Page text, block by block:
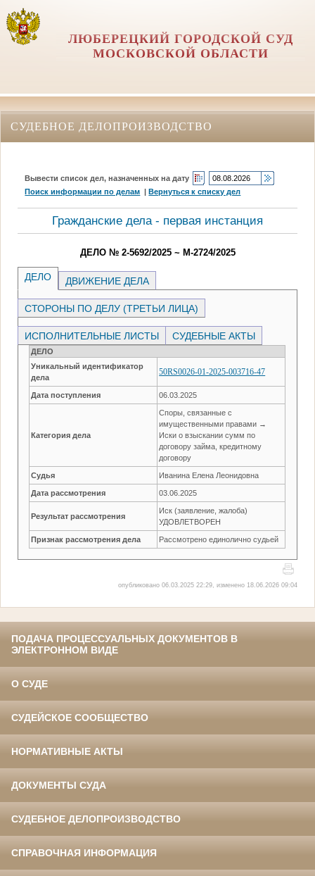
ЛЮБЕРЕЦКИЙ ГОРОДСКОЙ СУД
МОСКОВСКОЙ ОБЛАСТИ
СУДЕБНОЕ ДЕЛОПРОИЗВОДСТВО
Вывести список дел, назначенных на дату
Поиск информации по делам |Вернуться к списку дел
Гражданские дела - первая инстанция
ДЕЛО № 2-5692/2025 ~ М-2724/2025
ДЕЛО ДВИЖЕНИЕ ДЕЛА
СТОРОНЫ ПО ДЕЛУ (ТРЕТЬИ ЛИЦА)
ИСПОЛНИТЕЛЬНЫЕ ЛИСТЫ СУДЕБНЫЕ АКТЫ
ДЕЛО
Уникальный идентификатор
дела
50RS0026-01-2025-003716-47
Дата поступления 06.03.2025
Категория дела
Споры, связанные с
имущественными правами →
Иски о взыскании сумм по
договору займа, кредитному
договору
Судья Иванина Елена Леонидовна
Дата рассмотрения 03.06.2025
Результат рассмотрения
Иск (заявление, жалоба)
УДОВЛЕТВОРЕН
Признак рассмотрения дела Рассмотрено единолично судьей
опубликовано 06.03.2025 22:29, изменено 18.06.2026 09:04
ПОДАЧА ПРОЦЕССУАЛЬНЫХ ДОКУМЕНТОВ В
ЭЛЕКТРОННОМ ВИДЕ
О СУДЕ
СУДЕЙСКОЕ СООБЩЕСТВО
НОРМАТИВНЫЕ АКТЫ
ДОКУМЕНТЫ СУДА
СУДЕБНОЕ ДЕЛОПРОИЗВОДСТВО
СПРАВОЧНАЯ ИНФОРМАЦИЯ